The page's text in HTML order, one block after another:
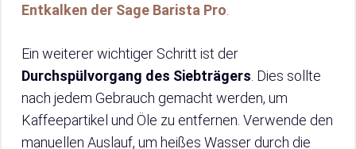
Entkalken der Sage Barista Pro
Ein weiterer wichtiger Schritt ist der
Durchspülvorgang des Siebträgers . Dies sollte
nach jedem Gebrauch gemacht werden, um
Kaffeepartikel und Öle zu entfernen. Verwende den
manuellen Auslauf, um heißes Wasser durch die